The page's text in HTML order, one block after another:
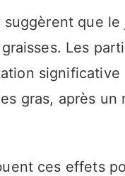
que
Les
gras, après
ces effets